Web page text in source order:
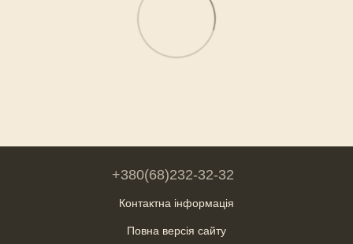
+380(68)232-32-32
Контактна інформація
Повна версія сайту